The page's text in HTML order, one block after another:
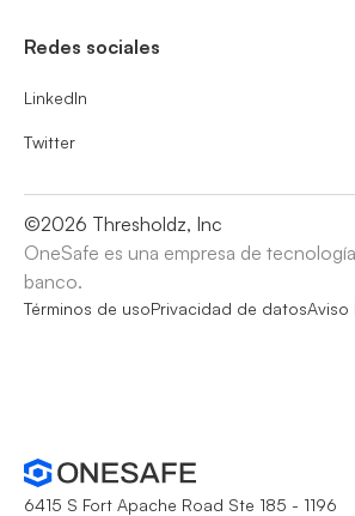
Redes sociales
LinkedIn
Twitter
©2026 Thresholdz, Inc
OneSafe es una empresa de
banco.
Términos de usoPrivacidad de datosAviso
6415 S Fort Apache Road Ste 185 - 1196